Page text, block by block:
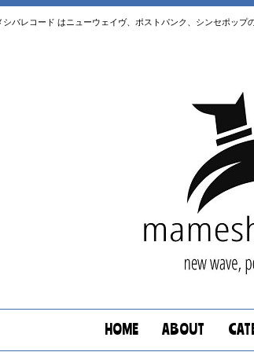
バレコード はニューウェイヴ、ポストパンク、シンセポッ
HOME ABOUT